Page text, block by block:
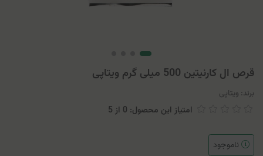
قرص ال کارنیتین 500 میلی گرم ویتاپی
برند: ویتاپی
امتیاز این محصول: 0 از 5
ناموجود